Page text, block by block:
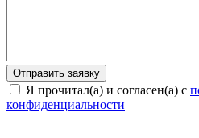
Я прочитал(а) и согласен(а) с
конфиденциальности